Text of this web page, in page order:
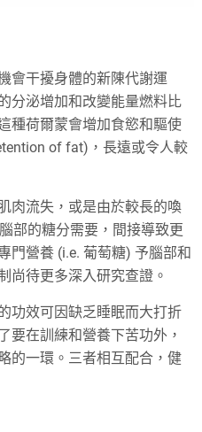
會干擾身體的新陳代謝運
分泌增加和改變能量燃料比
種荷爾蒙會增加食慾和驅使
of fat)，長遠或令人較
肉流失，或是由於較長的喚
部的糖分需要，間接導致更
門營養 (i.e. 葡萄糖) 予腦部和
尚待更多深入研究查證。
功效可因缺乏睡眠而大打折
要在訓練和營養下苦功外，
的一環。三者相互配合，健